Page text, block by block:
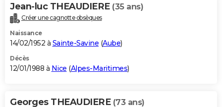
Jean-luc THEAUDIERE (35 ans)
Créer une cagnotte obsèques
Naissance
14/02/1952 à Sainte-Savine (Aube)
Décès
12/01/1988 à Nice (Alpes-Maritimes)
Georges THEAUDIERE (73 ans)